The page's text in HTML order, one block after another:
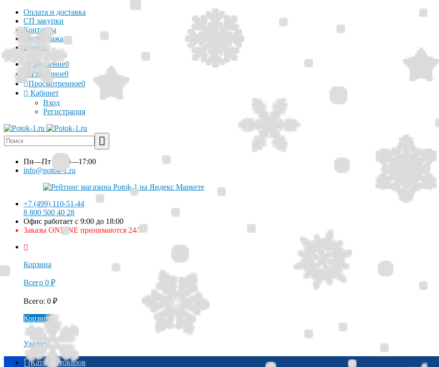
Оплата и доставка
СП закупки
Контакты
Распродажа
Баннер
Сравнение0
Избранное0
Просмотренное0
Кабинет
Вход
Регистрация
Пн—Пт 10:00—17:00
info@potok-1.ru
+7 (499) 110-51-44
8 800 500 40 28
Офис работает с 9:00 до 18:00
Заказы ONLINE принимаются 24/7
Корзина
Всего 0 ₽
Всего: 0 ₽
Корзина
Удалить
Каталог товаров